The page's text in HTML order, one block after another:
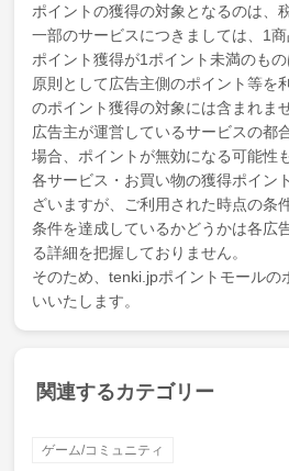
ポイントの獲得の対象となるのは、
一部のサービスにつきましては、1
ポイント獲得が1ポイント未満のも
原則として広告主側のポイント等を
のポイント獲得の対象には含まれませ
広告主が運営しているサービスの都
場合、ポイントが無効になる可能性
各サービス・お買い物の獲得ポイン
ざいますが、ご利用された時点の条
条件を達成しているかどうかは各広
る詳細を把握しておりません。
そのため、tenki.jpポイントモール
いいたします。
関連するカテゴリー
ゲーム/コミュニティ